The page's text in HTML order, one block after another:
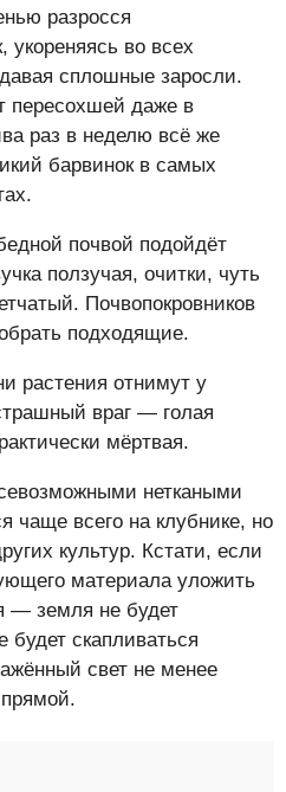
разросся
укореняясь во всех
сплошные заросли.
пересохшей даже в
раз в неделю всё же
барвинок в самых
почвой подойдёт
ползучая, очитки, чуть
Почвопокровников
подходящие.
растения отнимут у
враг — голая
мёртвая.
неткаными
чаще всего на клубнике, но
культур. Кстати, если
материала уложить
— земля не будет
будет скапливаться
свет не менее